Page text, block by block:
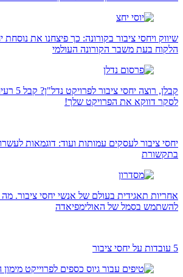
שיווק ויחסי ציבור בקורונה: כך פיצחנו את נוסחת
הלקוח בעת משבר הקורונה העולמי
קבלן,
לסקר דווקא את הפרויקט שלך!
יחסי ציבור לעסקים עמותות ועוד: דוגמאות
בתקשורת
אחריות תאגידית בעולם של אנשי יחסי ציבור.
להשתמש בסמל של האולימפיאדה
5 עובדות על יחסי ציבור